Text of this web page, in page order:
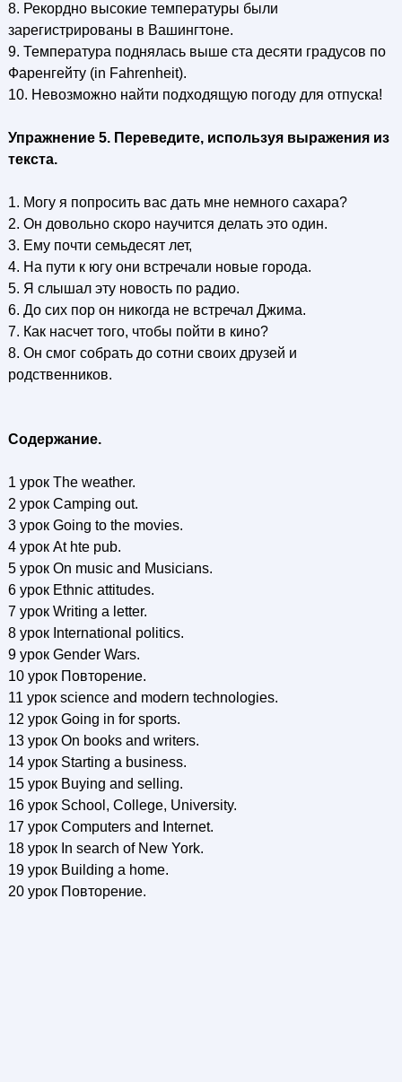
8. Рекордно высокие температуры были
зарегистрированы в Вашингтоне.
9. Температура поднялась выше ста десяти градусов по
Фаренгейту (in Fahrenheit).
10. Невозможно найти подходящую погоду для отпуска!
Упражнение 5. Переведите, используя выражения из
текста.
1. Могу я попросить вас дать мне немного сахара?
2. Он довольно скоро научится делать это один.
3. Ему почти семьдесят лет,
4. На пути к югу они встречали новые города.
5. Я слышал эту новость по радио.
6. До сих пор он никогда не встречал Джима.
7. Как насчет того, чтобы пойти в кино?
8. Он смог собрать до сотни своих друзей и
родственников.
Содержание.
1 урок The weather.
2 урок Camping out.
3 урок Going to the movies.
4 урок At hte pub.
5 урок On music and Musicians.
6 урок Ethnic attitudes.
7 урок Writing a letter.
8 урок International politics.
9 урок Gender Wars.
10 урок Повторение.
11 урок science and modern technologies.
12 урок Going in for sports.
13 урок On books and writers.
14 урок Starting a business.
15 урок Buying and selling.
16 урок School, College, University.
17 урок Computers and Internet.
18 урок In search of New York.
19 урок Building a home.
20 урок Повторение.